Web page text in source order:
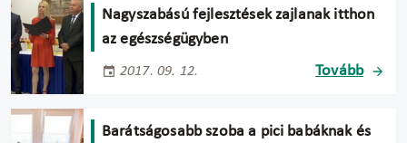
Nagyszabású fejlesztések zajlanak itthon
az egészségügyben
2017. 09. 12. Tovább
Barátságosabb szoba a pici babáknak és